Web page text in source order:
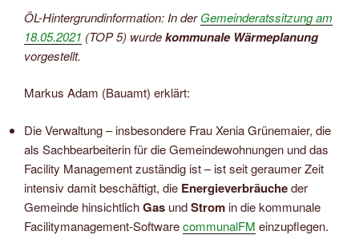
ÖL-Hintergrundinformation: In derGemeinderatssitzung am
18.05.2021 (TOP 5) wurdekommunale Wärmeplanung
vorgestellt.
Markus Adam (Bauamt) erklärt:
Die Verwaltung – insbesondere Frau Xenia Grünemaier, die
als Sachbearbeiterin für die Gemeindewohnungen und das
Facility Management zuständig ist – ist seit geraumer Zeit
intensiv damit beschäftigt, die Energieverbräucheder
Gemeinde hinsichtlichGas undStromin die kommunale
Facilitymanagement-SoftwarecommunalFM einzupflegen.